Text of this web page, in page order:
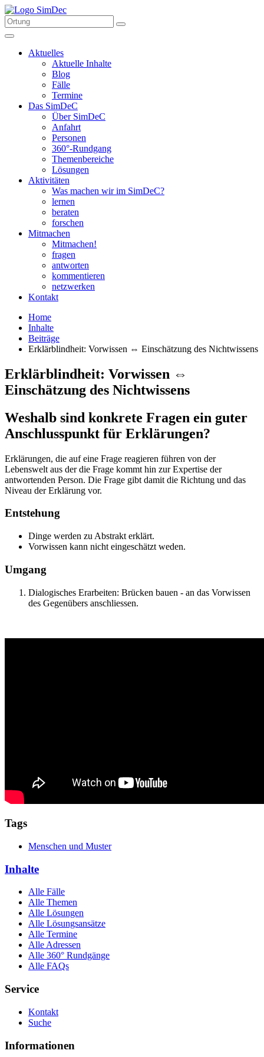
Aktuelles
Aktuelle Inhalte
Blog
Fälle
Termine
Das SimDeC
Über SimDeC
Anfahrt
Personen
360°-Rundgang
Themenbereiche
Lösungen
Aktivitäten
Was machen wir im SimDeC?
lernen
beraten
forschen
Mitmachen
Mitmachen!
fragen
antworten
kommentieren
netzwerken
Kontakt
Home
Inhalte
Beiträge
Erklärblindheit: Vorwissen ⇔ Einschätzung des Nichtwissens
Erklärblindheit: Vorwissen ⇔
Einschätzung des Nichtwissens
Weshalb sind konkrete Fragen ein guter
Anschlusspunkt für Erklärungen?
Erklärungen, die auf eine Frage reagieren führen von der
Lebenswelt aus der die Frage kommt hin zur Expertise der
antwortenden Person. Die Frage gibt damit die Richtung und das
Niveau der Erklärung vor.
Entstehung
Dinge werden zu Abstrakt erklärt.
Vorwissen kann nicht eingeschätzt weden.
Umgang
Dialogisches Erarbeiten: Brücken bauen - an das Vorwissen
des Gegenübers anschliessen.
Tags
Menschen und Muster
Inhalte
Alle Fälle
Alle Themen
Alle Lösungen
Alle Lösungsansätze
Alle Termine
Alle Adressen
Alle 360° Rundgänge
Alle FAQs
Service
Kontakt
Suche
Informationen